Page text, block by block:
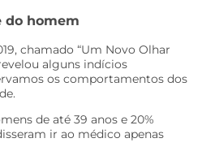
do homem
chamado “Um Novo Olhar
alguns indícios
os comportamentos dos
de até 39 anos e 20%
ir ao médico apenas